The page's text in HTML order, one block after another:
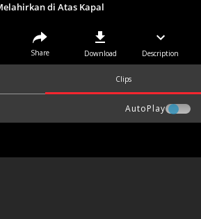
di Atas Kapal
Share Download Description
Clips
AutoPlay